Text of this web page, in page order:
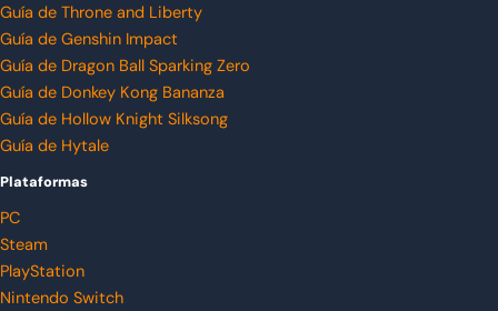
Guía de Throne and Liberty
Guía de Genshin Impact
Guía de Dragon Ball Sparking Zero
Guía de Donkey Kong Bananza
Guía de Hollow Knight Silksong
Guía de Hytale
Plataformas
PC
Steam
PlayStation
Nintendo Switch